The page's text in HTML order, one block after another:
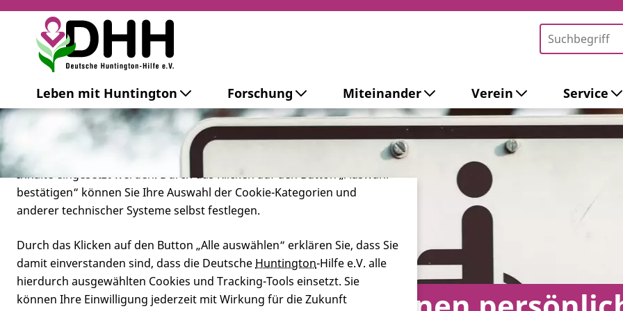
Leben mit Huntington Forschung Miteinander Verein Service
Cookie-Einstellungen
Diese Webseite setzt verschiedene Cookies und Tracking-Tools ein. Dies
beinhaltet Cookies und Tracking-Tools, die für den Betrieb der Webseite
technisch notwendig sind, die zu statistischen Zwecken sowie zur
besseren Bedienbarkeit der Webseite und zur Anzeige personalisierter
Inhalte eingesetzt werden. Durch das Klicken auf den Button „Auswahl
bestätigen“ können Sie Ihre Auswahl der Cookie-Kategorien und
anderer technischer Systeme selbst festlegen.
Durch das Klicken auf den Button „Alle auswählen“ erklären Sie, dass Sie
damit einverstanden sind, dass die DeutscheHuntington-Hilfe e.V. alle
hierdurch ausgewählten Cookies und Tracking-Tools einsetzt. Sie
können Ihre Einwilligung jederzeit mit Wirkung für die Zukunft